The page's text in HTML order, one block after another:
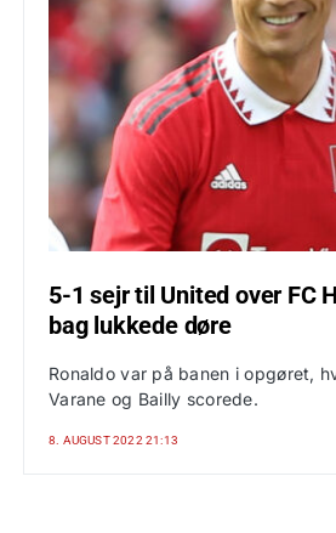
5-1 sejr til United over FC
bag lukkede døre
Ronaldo var på banen i opgøret,
Varane og Bailly scorede.
8. AUGUST 2022 21:13